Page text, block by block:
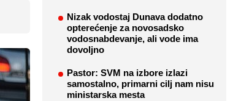
Nizak vodostaj Dunava dodatno
opterećenje za novosadsko
vodosnabdevanje, ali vode ima
dovoljno
Pastor: SVM na izbore izlazi
samostalno, primarni cilj nam nisu
ministarska mesta